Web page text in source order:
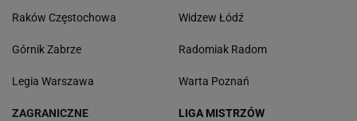
Raków Częstochowa
Górnik Zabrze
Legia Warszawa
Widzew Łódź
Radomiak Radom
Warta Poznań
ZAGRANICZNE LIGA MISTRZÓW